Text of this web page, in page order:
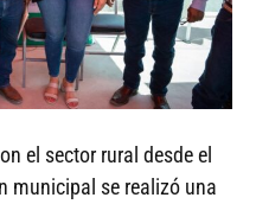
el sector rural desde el
municipal se realizó una